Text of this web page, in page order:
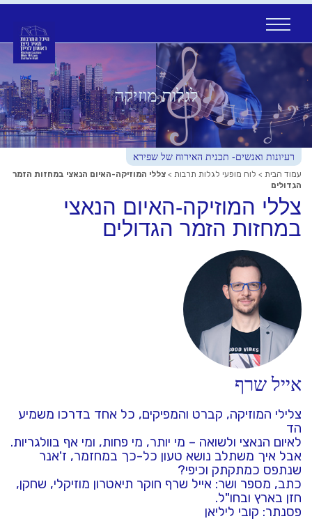
Skip
to
content
לגלות מוזיקה
רעיונות ואנשים- תכנית האירוח של שפירא
עמוד הבית > לוח מופעי לגלות תרבות > צללי המוזיקה-האיום הנאצי במחזות הזמר
הגדולים
צללי המוזיקה-האיום הנאצי
במחזות הזמר הגדולים
אייל שרף
צלילי המוזיקה, קברט והמפיקים, כל אחד בדרכו משמיע
הד
לאיום הנאצי ולשואה – מי יותר, מי פחות, ומי אף בוולגריות.
אבל איך משתלב נושא טעון כל-כך במחזמר, ז'אנר
שנתפס כמתקתק וכיפי?
כתב, מספר ושר: אייל שרף חוקר תיאטרון מוזיקלי, שחקן,
חזן בארץ ובחו"ל.
פסנתר: קובי ליליאן